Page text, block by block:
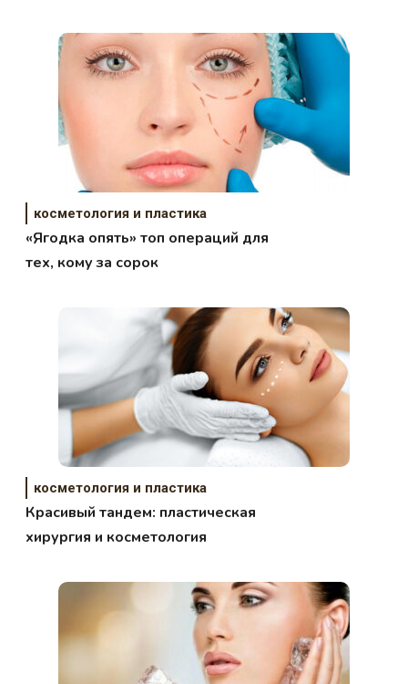
косметология и пластика
«Ягодка опять» топ операций для
тех, кому за сорок
косметология и пластика
Красивый тандем: пластическая
хирургия и косметология